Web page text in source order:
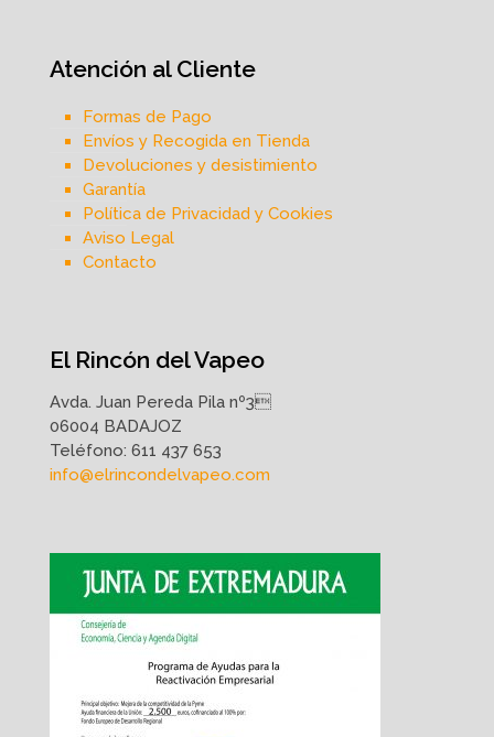
Atención al Cliente
Formas de Pago
Envíos y Recogida en Tienda
Devoluciones y desistimiento
Garantía
Política de Privacidad y Cookies
Aviso Legal
Contacto
El Rincón del Vapeo
Avda. Juan Pereda Pila nº3
06004 BADAJOZ
Teléfono: 611 437 653
info@elrincondelvapeo.com